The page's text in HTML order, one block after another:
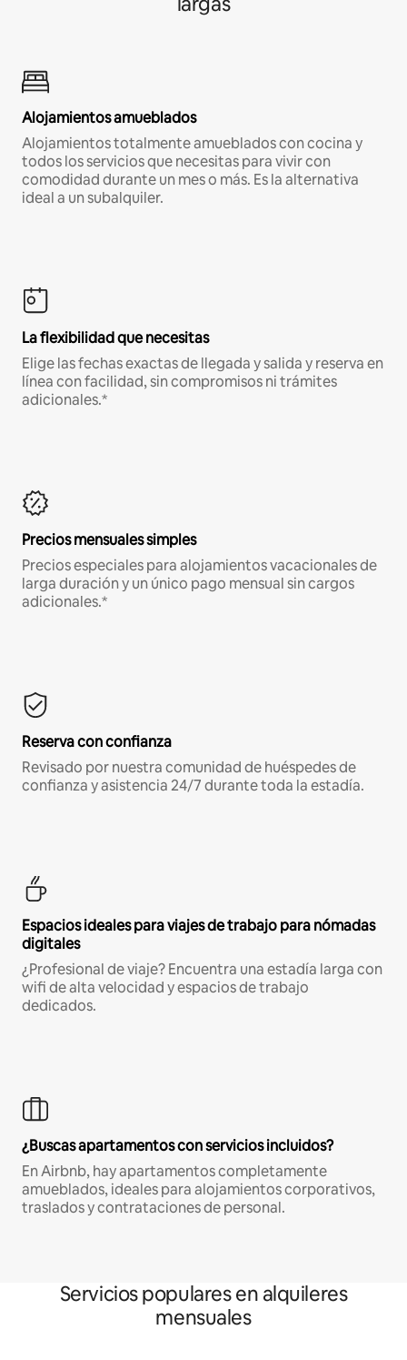
Alojamientos amueblados
Alojamientos totalmente amueblados con cocina y
todos los servicios que necesitas para vivir con
comodidad durante un mes o más. Es la alternativa
ideal a un subalquiler.
La flexibilidad que necesitas
Elige las fechas exactas de llegada y salida y reserva en
línea con facilidad, sin compromisos ni trámites
adicionales.*
Precios mensuales simples
Precios especiales para alojamientos vacacionales de
larga duración y un único pago mensual sin cargos
adicionales.*
Reserva con confianza
Revisado por nuestra comunidad de huéspedes de
confianza y asistencia 24/7 durante toda la estadía.
Espacios ideales para viajes de trabajo para nómadas
digitales
¿Profesional de viaje? Encuentra una estadía larga con
wifi de alta velocidad y espacios de trabajo
dedicados.
¿Buscas apartamentos con servicios incluidos?
En Airbnb, hay apartamentos completamente
amueblados, ideales para alojamientos corporativos,
traslados y contrataciones de personal.
Servicios populares en alquileres
mensuales